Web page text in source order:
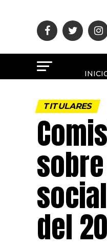
TITULARES
del